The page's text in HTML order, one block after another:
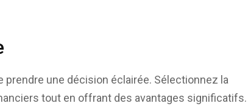
une décision éclairée. Sélectionnez la
tout en offrant des avantages significatifs.